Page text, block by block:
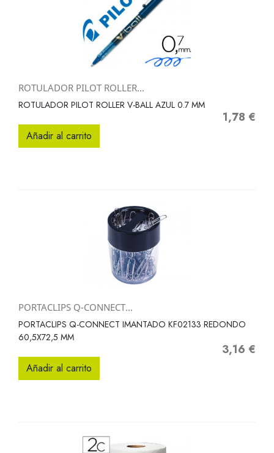
ROTULADOR PILOT ROLLER...
ROTULADOR PILOT ROLLER V-BALL AZUL 0.7 MM
Precio
1,78 €
Añadir al carrito
PORTACLIPS Q-CONNECT...
PORTACLIPS Q-CONNECT IMANTADO KF02133 REDONDO
60,5X72,5 MM
Precio
3,16 €
Añadir al carrito